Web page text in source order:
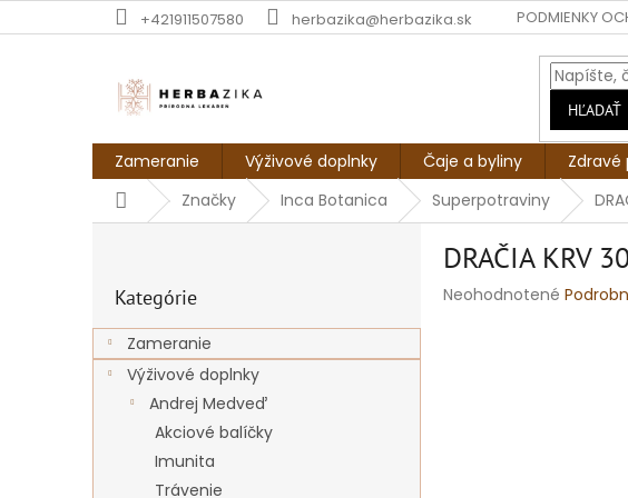
na
+421911507580 herbazika@herbazika.sk PODMIENKY
HĽADAŤ
Zameranie Výživové doplnky Čaje a byliny
DomovZnačky Inca Botanica Superpotraviny
ý
p
kategórie
Kategórie
Zameranie
Výživové doplnky
Andrej Medveď
Akciové balíčky
Imunita
Trávenie
DRAČIA KRV
Priemerné
Neohodnotené